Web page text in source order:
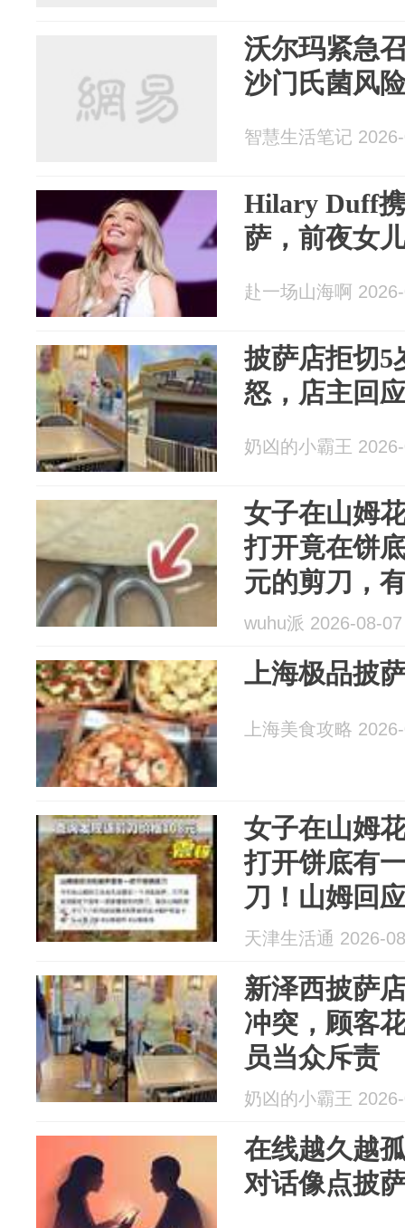
沃尔玛紧急
沙门氏菌风
智慧生活笔记
Hilary Duff
萨，前夜女
赴一场山海啊
披萨店拒切5
怒，店主回
奶凶的小霸王
女子在山姆
打开竟在饼
元的剪刀，
与山姆熟食
wuhu派 2026-08-07
上海极品披
上海美食攻略
女子在山姆
打开饼底有
刀！山姆回
天津生活通 2026-
新泽西披萨
冲突，顾客
员当众斥责
奶凶的小霸王
在线越久越
对话像点披